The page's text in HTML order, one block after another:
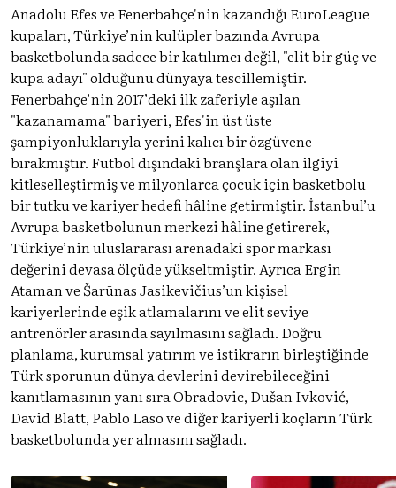
Anadolu Efes ve Fenerbahçe'nin kazandığı EuroLeague
kupaları, Türkiye’nin kulüpler bazında Avrupa
basketbolunda sadece bir katılımcı değil, "elit bir güç ve
kupa adayı" olduğunu dünyaya tescillemiştir.
Fenerbahçe’nin 2017’deki ilk zaferiyle aşılan
"kazanamama" bariyeri, Efes'in üst üste
şampiyonluklarıyla yerini kalıcı bir özgüvene
bırakmıştır. Futbol dışındaki branşlara olan ilgiyi
kitleselleştirmiş ve milyonlarca çocuk için basketbolu
bir tutku ve kariyer hedefi hâline getirmiştir. İstanbul’u
Avrupa basketbolunun merkezi hâline getirerek,
Türkiye’nin uluslararası arenadaki spor markası
değerini devasa ölçüde yükseltmiştir. Ayrıca Ergin
Ataman ve Šarūnas Jasikevičius’un kişisel
kariyerlerinde eşik atlamalarını ve elit seviye
antrenörler arasında sayılmasını sağladı. Doğru
planlama, kurumsal yatırım ve istikrarın birleştiğinde
Türk sporunun dünya devlerini devirebileceğini
kanıtlamasının yanı sıra Obradovic, Dušan Ivković,
David Blatt, Pablo Laso ve diğer kariyerli koçların Türk
basketbolunda yer almasını sağladı.